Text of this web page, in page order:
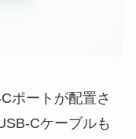
ポートが配置さ
Cケーブルも